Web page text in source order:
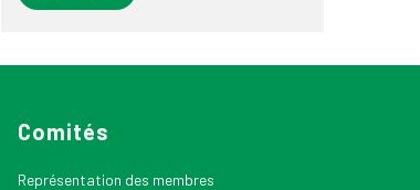
Comités
Représentation des membres